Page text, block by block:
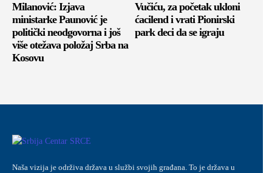
Milanović: Izjava
ministarke Paunović je
politički neodgovorna i još
više otežava položaj Srba na
Kosovu
Vučiću, za početak ukloni
ćacilend i vrati Pionirski
park deci da se igraju
Naša vizija je održiva država u službi svojih građana. To je država u